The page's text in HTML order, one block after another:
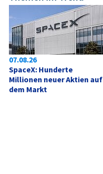
07.08.26
SpaceX: Hunderte
Millionen neuer Aktien auf
dem Markt